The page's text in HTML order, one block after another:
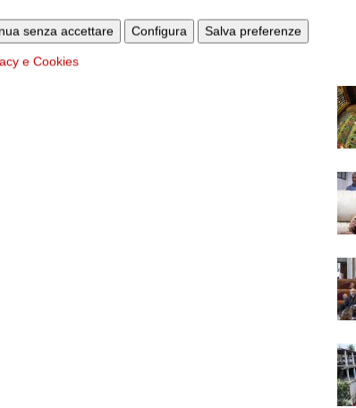
senza accettare Configura Salva preferenze
e Cookies